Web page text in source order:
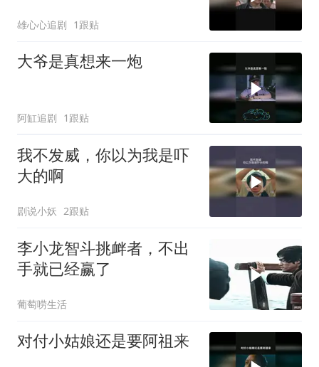
雄心心追剧 1跟贴
大爷是真想来一炮
阿缸追剧 1跟贴
我不发威，你以为我是吓
大的啊
剧说小妖 2跟贴
李小龙智斗挑衅者，不出
手就已经赢了
葡萄唠生活
对付小姑娘还是要阿祖来